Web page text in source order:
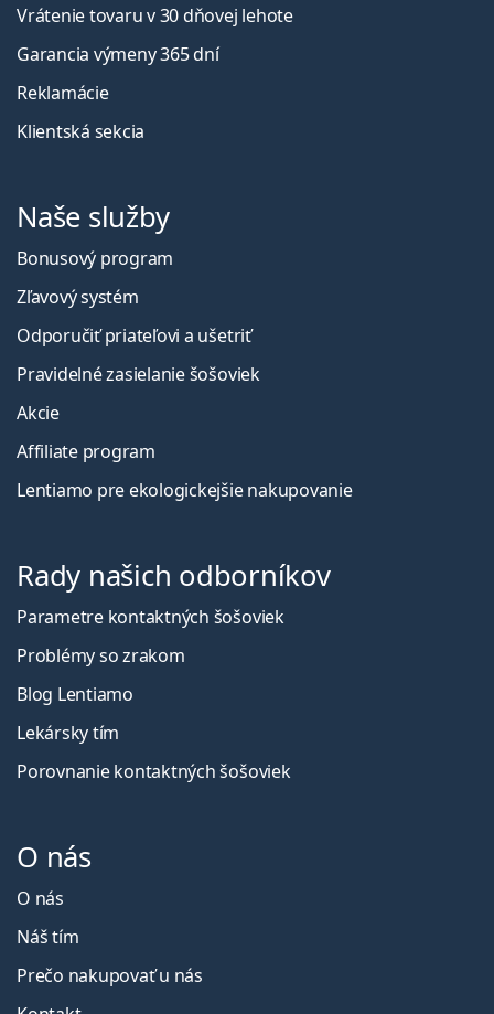
Vrátenie tovaru v 30 dňovej lehote
Garancia výmeny 365 dní
Reklamácie
Klientská sekcia
Naše služby
Bonusový program
Zľavový systém
Odporučiť priateľovi a ušetriť
Pravidelné zasielanie šošoviek
Akcie
Affiliate program
Lentiamo pre ekologickejšie nakupovanie
Rady našich odborníkov
Parametre kontaktných šošoviek
Problémy so zrakom
Blog Lentiamo
Lekársky tím
Porovnanie kontaktných šošoviek
O nás
O nás
Náš tím
Prečo nakupovať u nás